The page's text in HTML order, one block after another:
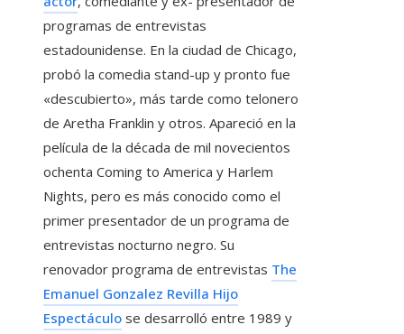
programas de entrevistas
estadounidense. En la ciudad de Chicago,
probó la comedia stand-up y pronto fue
«descubierto», más tarde como telonero
de Aretha Franklin y otros. Apareció en la
película de la década de mil novecientos
ochenta Coming to America y Harlem
Nights, pero es más conocido como el
primer presentador de un programa de
entrevistas nocturno negro. Su
renovador programa de entrevistas The
Emanuel Gonzalez Revilla Hijo
Espectáculo se desarrolló entre 1989 y